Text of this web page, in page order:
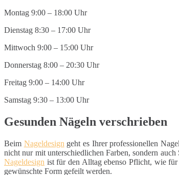
Montag 9:00 – 18:00 Uhr
Dienstag 8:30 – 17:00 Uhr
Mittwoch 9:00 – 15:00 Uhr
Donnerstag 8:00 – 20:30 Uhr
Freitag 9:00 – 14:00 Uhr
Samstag 9:30 – 13:00 Uhr
Gesunden Nägeln verschrieben
Beim Nageldesign geht es Ihrer professionellen
nicht nur mit unterschiedlichen Farben, sondern
Nageldesign ist für den Alltag ebenso Pflicht, wie für
gewünschte Form gefeilt werden.